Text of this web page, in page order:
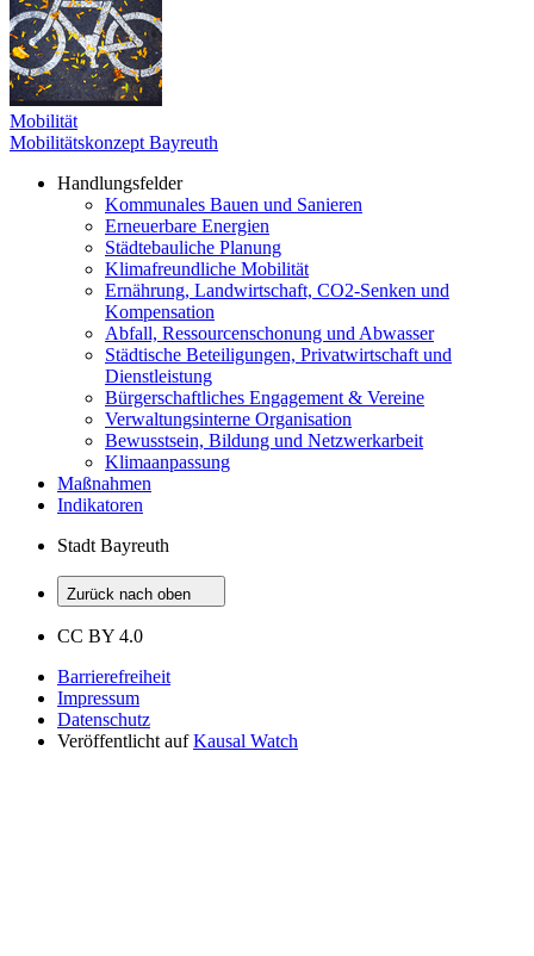
Mobilität
Mobilitätskonzept Bayreuth
Handlungsfelder
Kommunales Bauen und Sanieren
Erneuerbare Energien
Städtebauliche Planung
Klimafreundliche Mobilität
Ernährung, Landwirtschaft, CO2-Senken und
Kompensation
Abfall, Ressourcenschonung und Abwasser
Städtische Beteiligungen, Privatwirtschaft und
Dienstleistung
Bürgerschaftliches Engagement & Vereine
Verwaltungsinterne Organisation
Bewusstsein, Bildung und Netzwerkarbeit
Klimaanpassung
Maßnahmen
Indikatoren
Stadt Bayreuth
Zurück nach oben
CC BY 4.0
Barrierefreiheit
Impressum
Datenschutz
Veröffentlicht auf Kausal Watch